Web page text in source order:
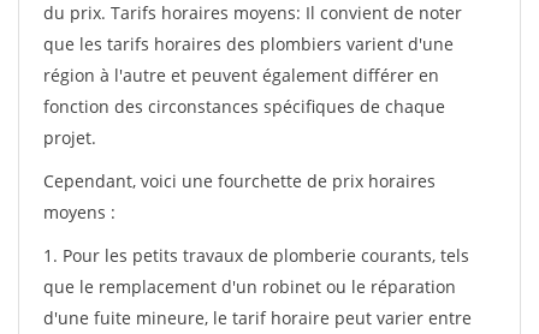
du prix. Tarifs horaires moyens: Il convient de noter
que les tarifs horaires des plombiers varient d'une
région à l'autre et peuvent également différer en
fonction des circonstances spécifiques de chaque
projet.
Cependant, voici une fourchette de prix horaires
moyens :
1. Pour les petits travaux de plomberie courants, tels
que le remplacement d'un robinet ou le réparation
d'une fuite mineure, le tarif horaire peut varier entre